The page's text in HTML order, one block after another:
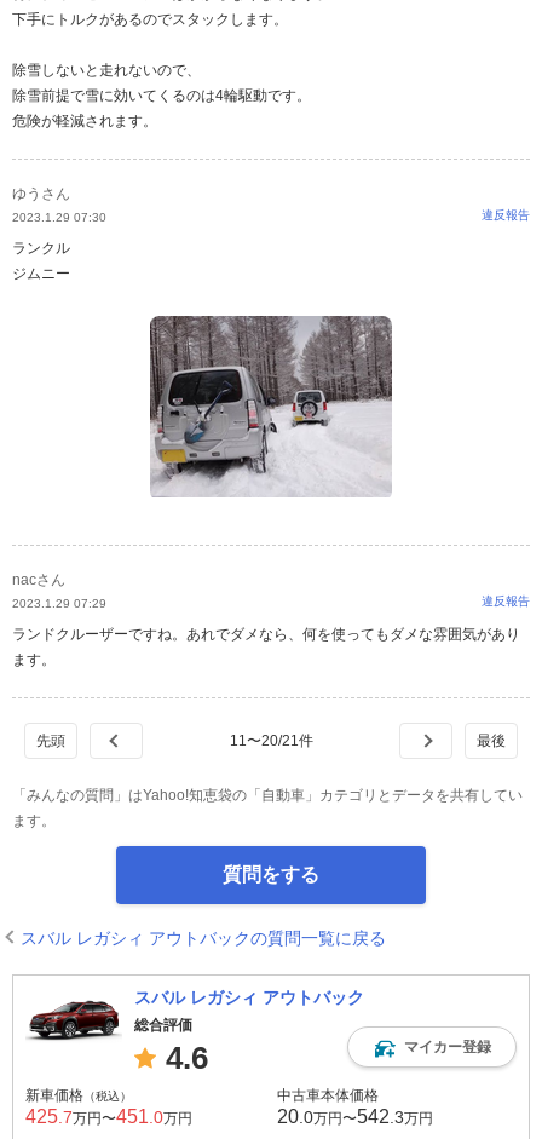
下手にトルクがあるのでスタックします。
除雪しないと走れないので、
除雪前提で雪に効いてくるのは4輪駆動です。
危険が軽減されます。
ゆうさん
2023.1.29 07:30 違反報告
ランクル
ジムニー
nacさん
2023.1.29 07:29 違反報告
ランドクルーザーですね。あれでダメなら、何を使ってもダメな雰囲気があり
ます。
11 〜20/21 件
「みんなの質問」はYahoo!知恵袋の「自動車」カテゴリとデータを共有してい
ます。
質問をする
スバル レガシィ アウトバックの質問一覧に戻る
スバル レガシィ アウトバック
総合評価
4.6 マイカー登録
新車価格 （税込）
425 .7万円〜451 .0万円
中古車本体価格
20 .0万円〜542 .3万円